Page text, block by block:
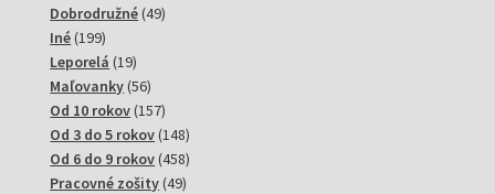
produktov
Dobrodružné 4949
Iné 199199
produktov
Leporelá 1919
produktov
Maľovanky 5656
produktov
Od 10 rokov 157157
produktov
Od 3 do 5 rokov 148148
produktov
Od 6 do 9 rokov 458458
produktov
Pracovné zošity 4949